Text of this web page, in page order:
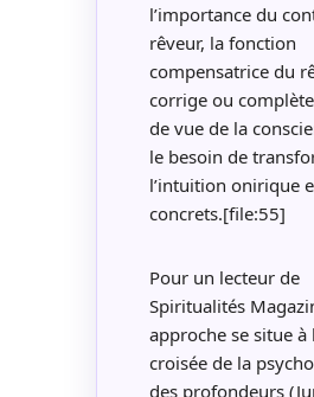
l’importance du
rêveur, la fonction
compensatrice du
corrige ou
de vue de la
le besoin de
l’intuition onirique
concrets.[file:55]
Pour un lecteur de
Spiritualités
approche se situe à
croisée de la
des profondeurs